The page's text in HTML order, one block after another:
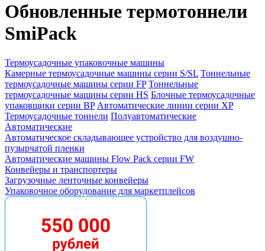
Обновленные термотоннели
SmiPack
Термоусадочные упаковочные машины
Камерные термоусадочные машины серии S/SL Тоннельные
термоусадочные машины серии FP Тоннельные
термоусадочные машины серии HS Блочные термоусадочные
упаковщики серии BP Автоматические линии серии XP
Термоусадочные тоннели Полуавтоматические
Автоматические
Автоматическое складывающее устройство для воздушно-
пузырчатой пленки
Автоматические машины Flow Pack серии FW
Конвейеры и транспортеры
Загрузочные ленточные конвейеры
Упаковочное оборудование для маркетплейсов